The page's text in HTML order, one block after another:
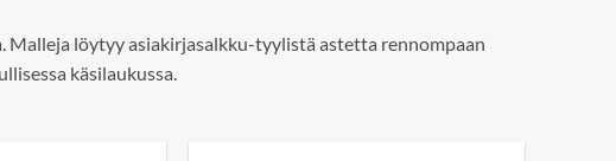
löytyy asiakirjasalkku-tyylistä astetta rennompaan
käsilaukussa.